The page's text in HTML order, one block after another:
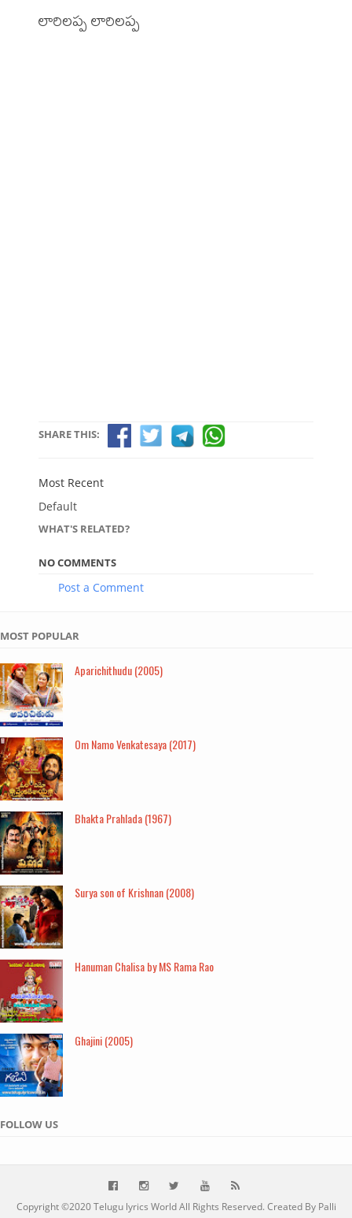
లారిలప్ప లారిలప్ప
SHARE THIS:
Most Recent
Default
WHAT'S RELATED?
NO COMMENTS
Post a Comment
MOST POPULAR
Aparichithudu (2005)
Om Namo Venkatesaya (2017)
Bhakta Prahlada (1967)
Surya son of Krishnan (2008)
Hanuman Chalisa by MS Rama Rao
Ghajini (2005)
FOLLOW US
Copyright ©2020Telugu lyrics WorldAll Rights Reserved. Created By Palli